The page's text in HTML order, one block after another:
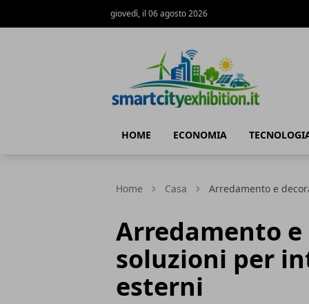
giovedì, il 06 agosto 2026
HOME ECONOMIA
Home Casa Arredamento e
Arredamento e
soluzioni per
esterni